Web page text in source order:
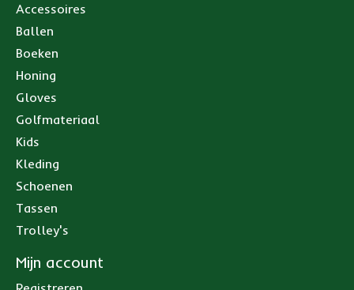
Accessoires
Ballen
Boeken
Honing
Gloves
Golfmateriaal
Kids
Kleding
Schoenen
Tassen
Trolley's
Mijn account